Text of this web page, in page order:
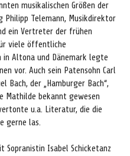
musikalischen Größen der
Philipp Telemann, Musikdirektor
ein Vertreter der frühen
viele öffentliche
in Altona und Dänemark legte
vor. Auch sein Patensohn Carl
Bach, der „Hamburger Bach“,
Mathilde bekannt gewesen
u.a. Literatur, die die
gerne las.
Sopranistin Isabel Schicketanz